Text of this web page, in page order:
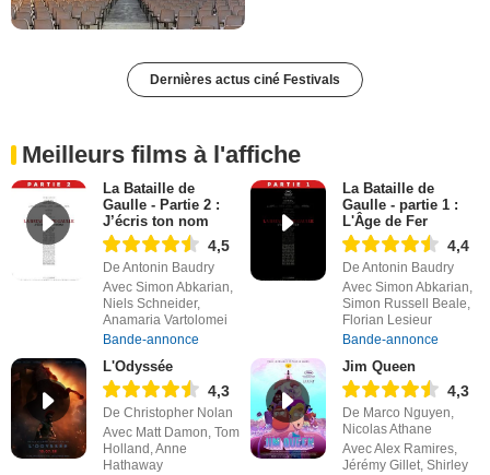
Dernières actus ciné Festivals
Meilleurs films à l'affiche
La Bataille de
Gaulle - Partie 2 :
J’écris ton nom
4,5
De Antonin Baudry
Avec Simon Abkarian,
Niels Schneider,
Anamaria Vartolomei
Bande-annonce
La Bataille de
Gaulle - partie 1 :
L'Âge de Fer
4,4
De Antonin Baudry
Avec Simon Abkarian,
Simon Russell Beale,
Florian Lesieur
Bande-annonce
L'Odyssée
4,3
De Christopher Nolan
Avec Matt Damon, Tom
Holland, Anne
Hathaway
Jim Queen
4,3
De Marco Nguyen,
Nicolas Athane
Avec Alex Ramires,
Jérémy Gillet, Shirley